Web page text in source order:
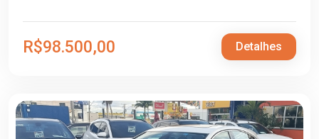
R$98.500,00 Detalhes